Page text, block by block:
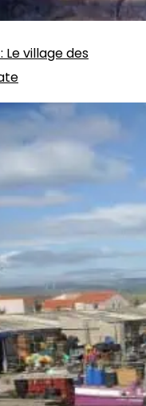
: Le village des